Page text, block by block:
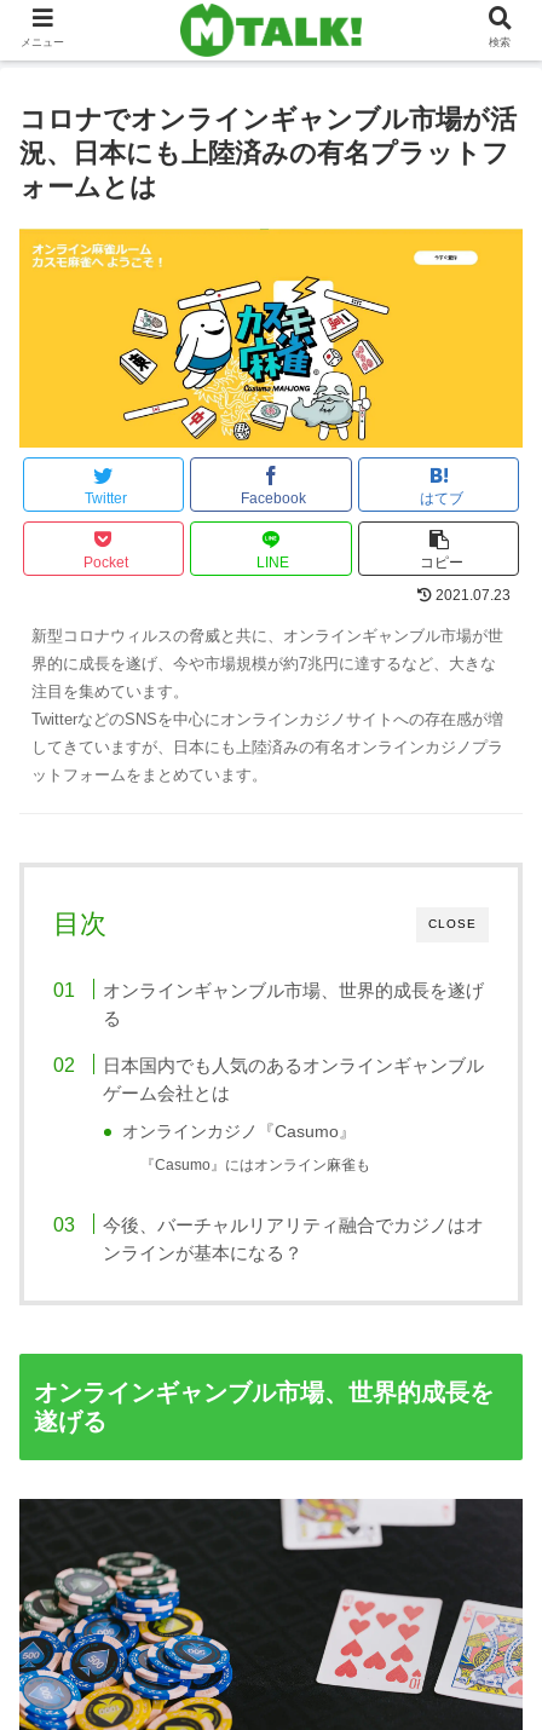
コロナでオンラインギャンブル市場が活
況、日本にも上陸済みの有名プラットフ
ォームとは
Twitter Facebook はてブ
Pocket LINE コピー
2021.07.23
新型コロナウィルスの脅威と共に、オンラインギャンブル市場が世
界的に成長を遂げ、今や市場規模が約7兆円に達するなど、大きな
注目を集めています。
TwitterなどのSNSを中心にオンラインカジノサイトへの存在感が増
してきていますが、日本にも上陸済みの有名オンラインカジノプラ
ットフォームをまとめています。
CLOSE
目次
オンラインギャンブル市場、世界的成長を遂げ
る
日本国内でも人気のあるオンラインギャンブル
ゲーム会社とは
オンラインカジノ『Casumo』
『Casumo』にはオンライン麻雀も
今後、バーチャルリアリティ融合でカジノはオ
ンラインが基本になる？
オンラインギャンブル市場、世界的成長を
遂げる
メニュー 検索